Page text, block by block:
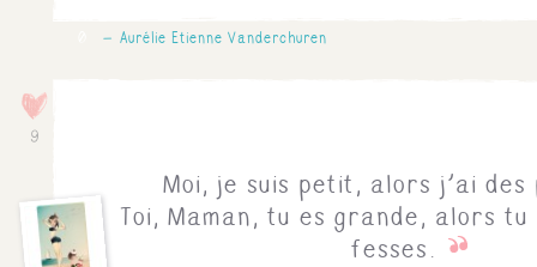
Aurélie Etienne Vanderchuren
Moi, je suis petit, alors j'ai
Toi, Maman, tu es grande, alors tu
fesses.
9